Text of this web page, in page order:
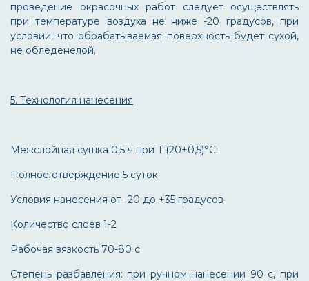
проведение окрасочных работ следует осуществлять
при температуре воздуха не ниже -20 градусов, при
условии, что обрабатываемая поверхность будет сухой,
не обледенелой.
5. Технология нанесения
Межслойная сушка 0,5 ч при T (20±0,5)°С.
Полное отверждение 5 суток
Условия нанесения от -20 до +35 градусов
Количество слоев 1-2
Рабочая вязкость 70-80 с
Степень разбавления: при ручном нанесении 90 с, при